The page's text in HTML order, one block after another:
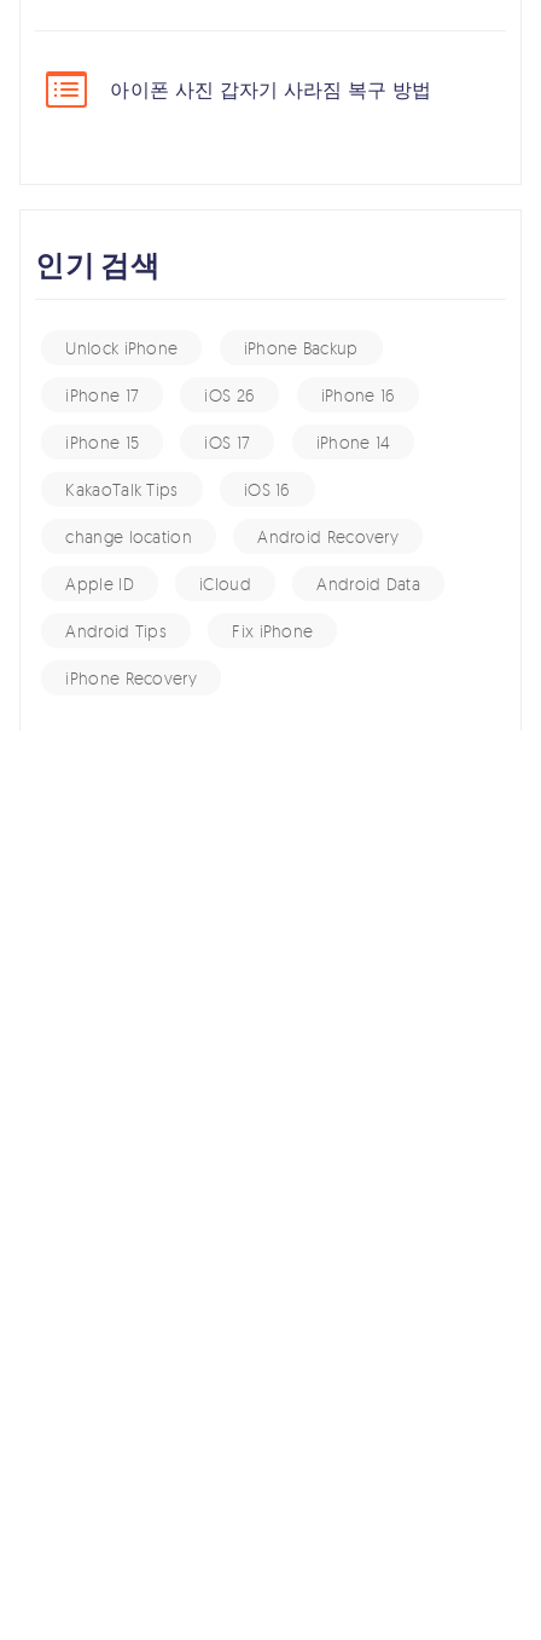
아이폰 사진 갑자기 사라짐 복구 방법
인기 검색
Unlock iPhone iPhone Backup
iPhone 17 iOS 26 iPhone 16
iPhone 15 iOS 17 iPhone 14
KakaoTalk Tips iOS 16
change location Android Recovery
Apple ID iCloud Android Data
Android Tips Fix iPhone
iPhone Recovery